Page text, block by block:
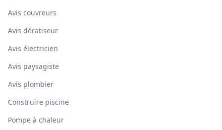
Avis couvreurs
Avis dératiseur
Avis électricien
Avis paysagiste
Avis plombier
Construire piscine
Pompe à chaleur